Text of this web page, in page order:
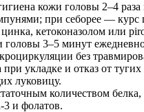
кожи головы 2–4
при себорее — курс
кетоконазолом или
3–5 минут
без
укладке и отказ от тугих
луковицу.
количеством белка,
и фолатов.